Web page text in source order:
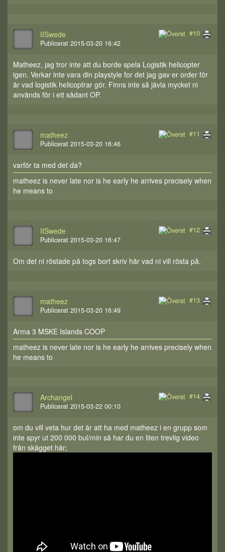
#10
IISwede
Publicerat 2015-03-20 16:42
Matheez, jag tror inte att du borde spela Logistik helicopter
igen. Verkar inte vara din playstyle for det jag gav er order för
är vad logistik helicoptrar gör. Finns inte så jävla mycket ni
används för i ett sådant OP.
#11
matheez
Publicerat 2015-03-20 16:46
varför ta med det da?
matheez is never late nor is he early he arrives precisely when
he means to
#12
IISwede
Publicerat 2015-03-20 16:47
Om det ni röstade på togs bort skriv här vad ni vill rösta på.
#13
matheez
Publicerat 2015-03-20 16:49
Arma 3 MSKE Islands COOP
matheez is never late nor is he early he arrives precisely when
he means to
#14
Archangel
Publicerat 2015-03-22 00:10
om du vill veta hur det är att ha med matheez i en grupp som
inte spyr ut 200 000 bul/min så har du en liten trevlig video
från skägget här;